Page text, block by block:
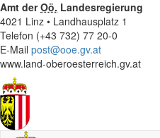
Amt derOö. Landesregierung
4021 Linz • Landhausplatz 1
Telefon (+43 732) 77 20-0
E-Mail post@ooe.gv.at
www.land-oberoesterreich.gv.at